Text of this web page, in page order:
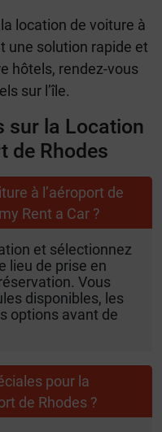
location de voiture à
une solution rapide et
hôtels, rendez-vous
sur l’île.
sur la Location
de Rhodes
à l’aéroport de
Rent a Car ?
et sélectionnez
lieu de prise en
Vous
disponibles, les
options avant de
pour la
de Rhodes ?